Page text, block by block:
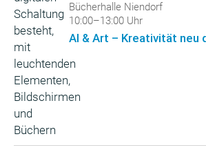
Bücherhalle Niendorf
10:00–13:00 Uhr
AI & Art – Kreativität neu